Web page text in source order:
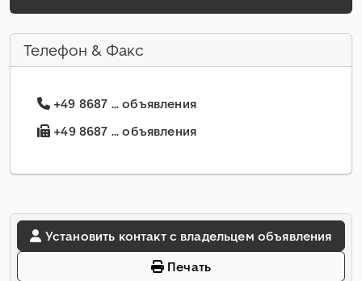
Телефон & Факс
+49 8687 ... объявления
+49 8687 ... объявления
Установить контакт с владельцем объявления
Печать